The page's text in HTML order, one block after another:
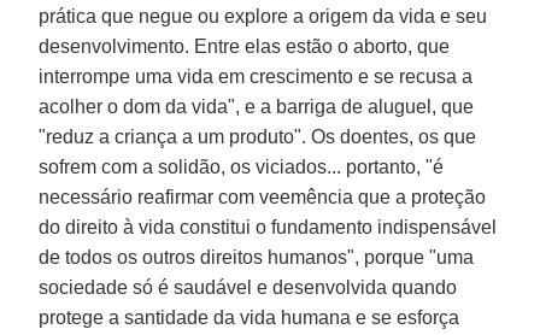
prática que negue ou explore a origem da vida e seu
desenvolvimento. Entre elas estão o aborto, que
interrompe uma vida em crescimento e se recusa a
acolher o dom da vida", e a barriga de aluguel, que
"reduz a criança a um produto". Os doentes, os que
sofrem com a solidão, os viciados... portanto, "é
necessário reafirmar com veemência que a proteção
do direito à vida constitui o fundamento indispensável
de todos os outros direitos humanos", porque "uma
sociedade só é saudável e desenvolvida quando
protege a santidade da vida humana e se esforça